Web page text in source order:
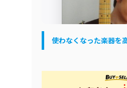
使わなくなった楽器を